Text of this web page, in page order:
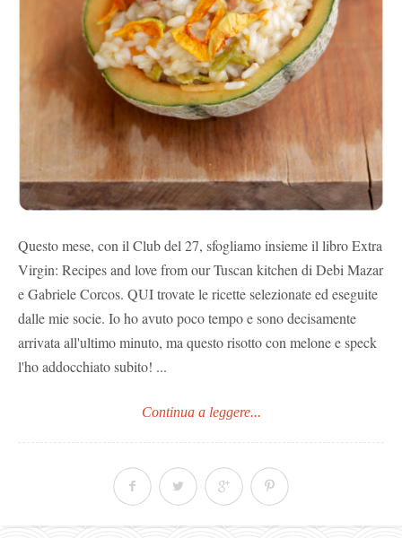
Questo mese, con il Club del 27, sfogliamo insieme il libro Extra
Virgin: Recipes and love from our Tuscan kitchen di Debi Mazar
e Gabriele Corcos. QUI trovate le ricette selezionate ed eseguite
dalle mie socie. Io ho avuto poco tempo e sono decisamente
arrivata all'ultimo minuto, ma questo risotto con melone e speck
l'ho addocchiato subito! ...
Continua a leggere...